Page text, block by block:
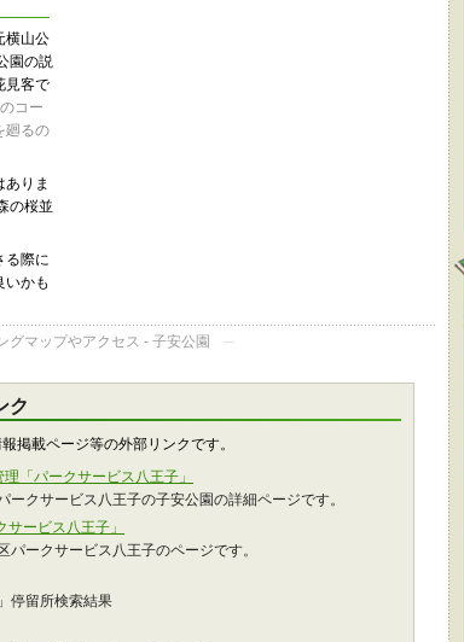
グマップやアクセス - 子安公園 ─
横山公
園の説
見客で
コー
廻るの
りま
の桜並
る際に
いかも
ク
掲載ページ等の外部リンクです。
「パークサービス八王子」
ークサービス八王子の子安公園の詳細ページです。
ービス八王子」
ークサービス八王子のページです。
停留所検索結果